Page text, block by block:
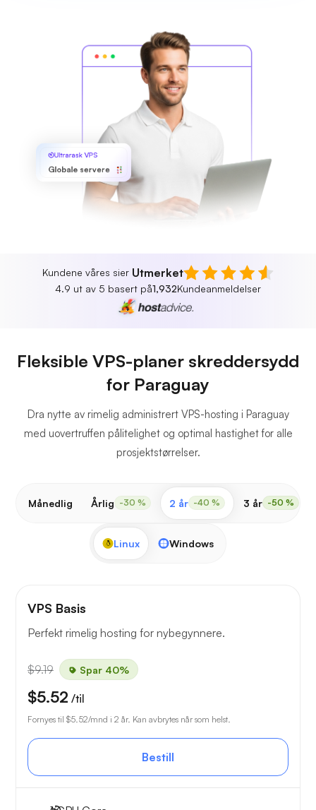
Ultrarask VPS
Globale servere
Kundene våres sier Utmerket
4.9 ut av 5 basert på1,932Kundeanmeldelser
Fleksible VPS-planer skreddersydd
for Paraguay
Dra nytte av rimelig administrert VPS-hosting i Paraguay
med uovertruffen pålitelighet og optimal hastighet for alle
prosjektstørrelser.
Månedlig Årlig -30 % 2 år -40 % 3 år -50 %
Linux Windows
VPS Basis
Perfekt rimelig hosting for nybegynnere.
$9.19 Spar 40%
$5.52 /til
Fornyes til $5.52/mnd i 2 år. Kan avbrytes når som helst.
Bestill